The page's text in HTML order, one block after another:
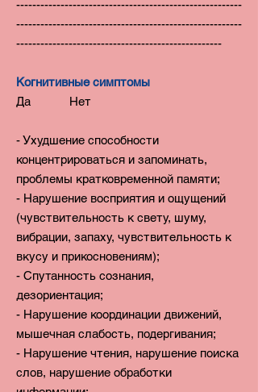
--------------------------------------------------------
--------------------------------------------------------
---------------------------------------------------
Когнитивные симптомы
Да Нет
- Ухудшение способности
концентрироваться и запоминать,
проблемы кратковременной памяти;
- Нарушение восприятия и ощущений
(чувствительность к свету, шуму,
вибрации, запаху, чувствительность к
вкусу и прикосновениям);
- Спутанность сознания,
дезориентация;
- Нарушение координации движений,
мышечная слабость, подергивания;
- Нарушение чтения, нарушение поиска
слов, нарушение обработки